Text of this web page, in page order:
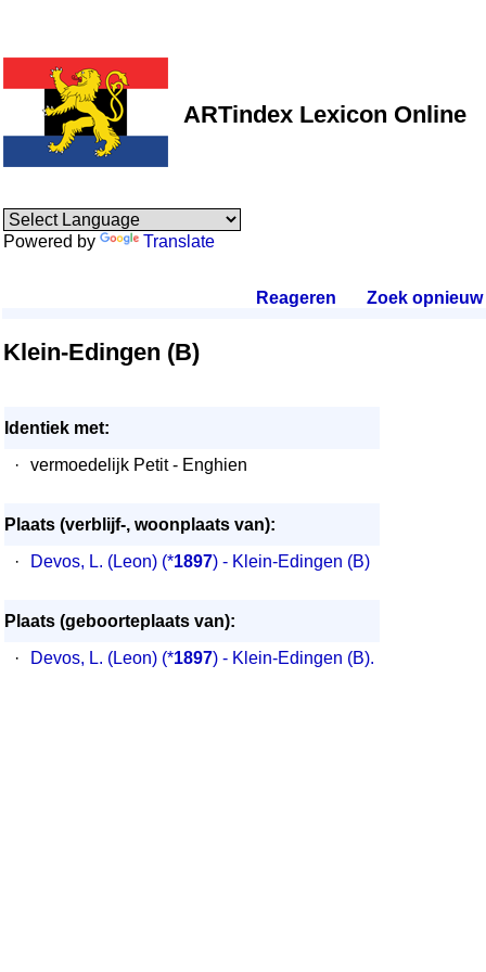
ARTindex Lexicon Online
Powered by Translate
Reageren Zoek opnieuw.
Klein-Edingen (B)
Identiek met:
·
vermoedelijk Petit - Enghien
Plaats (verblijf-, woonplaats van):
·
Devos, L. (Leon) (*1897) - Klein-Edingen (B)
Plaats (geboorteplaats van):
·
Devos, L. (Leon) (*1897) - Klein-Edingen (B).